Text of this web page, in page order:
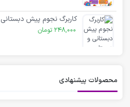
کاربرگ نجوم پیش
248,000 تومان
محصولات پیشنهادی